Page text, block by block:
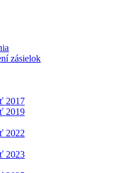
zásielok
2017
2019
2022
2023